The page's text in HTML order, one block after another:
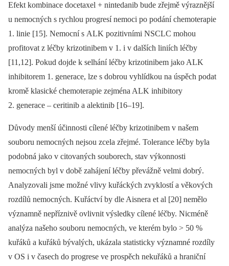
Efekt kombinace docetaxel + nintedanib bude zřejmě výraznější
u nemocných s rychlou progresí nemoci po podání chemoterapie
1. linie [15]. Nemocní s ALK pozitivními NSCLC mohou
profitovat z léčby krizotinibem v 1. i v dalších liniích léčby
[11,12]. Pokud dojde k selhání léčby krizotinibem jako ALK
inhibitorem 1. generace, lze s dobrou vyhlídkou na úspěch podat
kromě klasické chemoterapie zejména ALK inhibitory
2. generace –⁠ ceritinib a alektinib [16–19].
Důvody menší účinnosti cílené léčby krizotinibem v našem
souboru nemocných nejsou zcela zřejmé. Tolerance léčby byla
podobná jako v citovaných souborech, stav výkonnosti
nemocných byl v době zahájení léčby převážně velmi dobrý.
Analyzovali jsme možné vlivy kuřáckých zvyklostí a věkových
rozdílů nemocných. Kuřáctví by dle Aisnera et al [20] nemělo
významně nepříznivě ovlivnit výsledky cílené léčby. Nicméně
analýza našeho souboru nemocných, ve kterém bylo > 50 %
kuřáků a kuřáků bývalých, ukázala statisticky významné rozdíly
v OS i v časech do progrese ve prospěch nekuřáků a hraniční